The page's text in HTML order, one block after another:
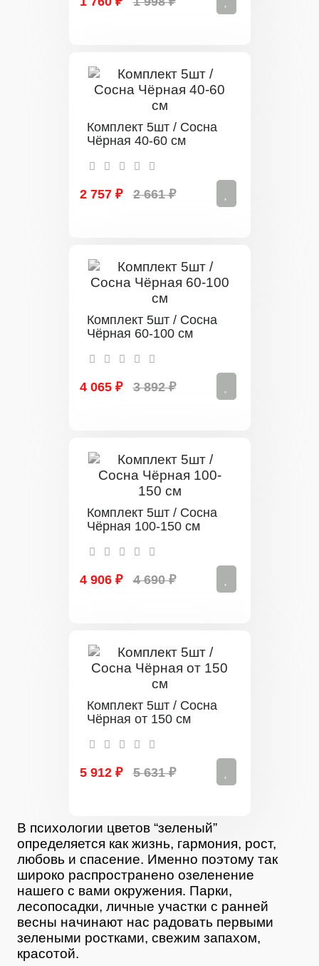
Комплект 5шт / Сосна
Чёрная 40-60 см
2 757 ₽ 2 661 ₽
Комплект 5шт / Сосна
Чёрная 60-100 см
4 065 ₽ 3 892 ₽
Комплект 5шт / Сосна
Чёрная 100-150 см
4 906 ₽ 4 690 ₽
Комплект 5шт / Сосна
Чёрная от 150 см
5 912 ₽ 5 631 ₽
В психологии цветов “зеленый”
определяется как жизнь, гармония, рост,
любовь и спасение. Именно поэтому так
широко распространено озеленение
нашего с вами окружения. Парки,
лесопосадки, личные участки с ранней
весны начинают нас радовать первыми
зелеными ростками, свежим запахом,
красотой.